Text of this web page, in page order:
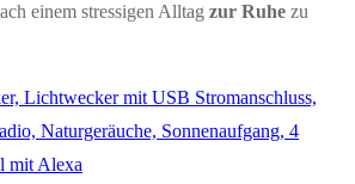
einem stressigen Alltag zur Ruhe zu